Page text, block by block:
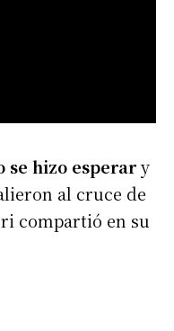
se hizo esperary
al cruce de
compartió en su